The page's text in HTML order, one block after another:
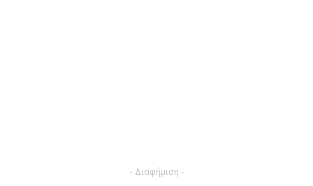
- Διαφήμιση -